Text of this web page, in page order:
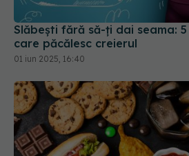
01 iun 2025, 16:40